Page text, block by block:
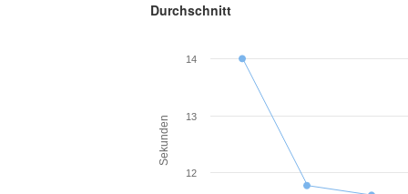
Durchschnitt
Sekunden
12
13
14